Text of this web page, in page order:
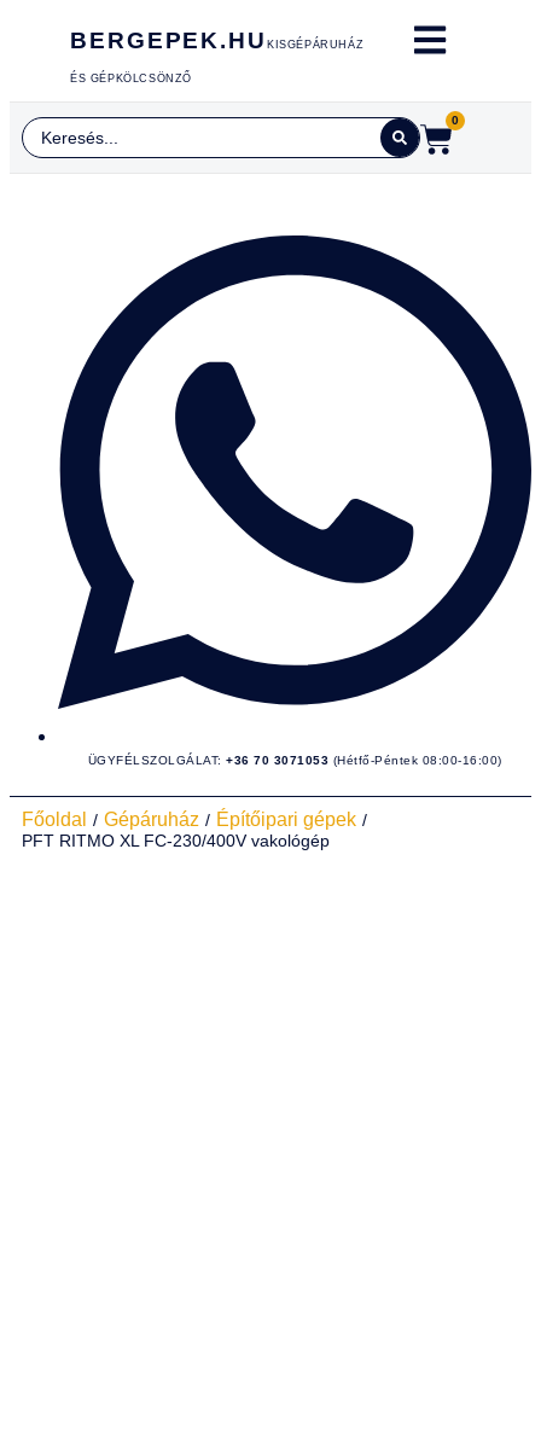
BERGEPEK.HU KISGÉPÁRUHÁZ
ÉS GÉPKÖLCSÖNZŐ
0
ÜGYFÉLSZOLGÁLAT: +36 70 3071053 (Hétfő-Péntek 08:00-16:00)
Főoldal / Gépáruház / Építőipari gépek /
PFT RITMO XL FC-230/400V vakológép